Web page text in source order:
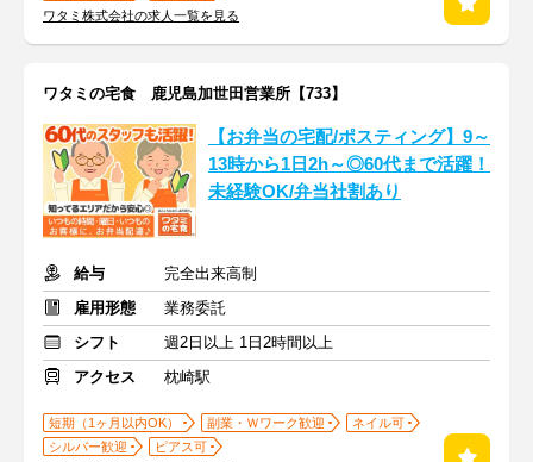
ワタミ株式会社の求人一覧を見る
ワタミの宅食 鹿児島加世田営業所【733】
【お弁当の宅配/ポスティング】9～
13時から1日2h～◎60代まで活躍！
未経験OK/弁当社割あり
給与
完全出来高制
雇用形態
業務委託
シフト
週2日以上 1日2時間以上
アクセス
枕崎駅
短期（1ヶ月以内OK） 副業・Ｗワーク歓迎
ネイル可
シルバー歓迎
ピアス可